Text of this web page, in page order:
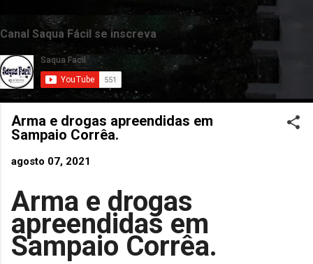
Canal Saqua Fácil se inscreva
Arma e drogas apreendidas em
Sampaio Corrêa.
agosto 07, 2021
Arma e drogas
apreendidas em
Sampaio Corrêa.